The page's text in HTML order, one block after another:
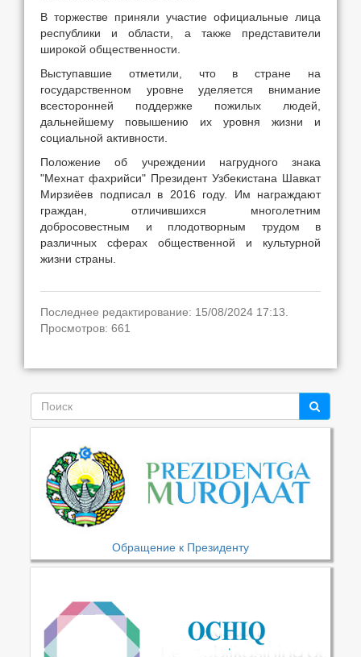
В торжестве приняли участие официальные лица
республики и области, а также представители
широкой общественности.
Выступавшие отметили, что в стране на
государственном уровне уделяется внимание
всесторонней поддержке пожилых людей,
дальнейшему повышению их уровня жизни и
социальной активности.
Положение об учреждении нагрудного знака
"Мехнат фахрийси" Президент Узбекистана Шавкат
Мирзиёев подписал в 2016 году. Им награждают
граждан, отличившихся многолетним
добросовестным и плодотворным трудом в
различных сферах общественной и культурной
жизни страны.
Последнее редактирование: 15/08/2024 17:13.
Просмотров: 661
Обращение к Президенту